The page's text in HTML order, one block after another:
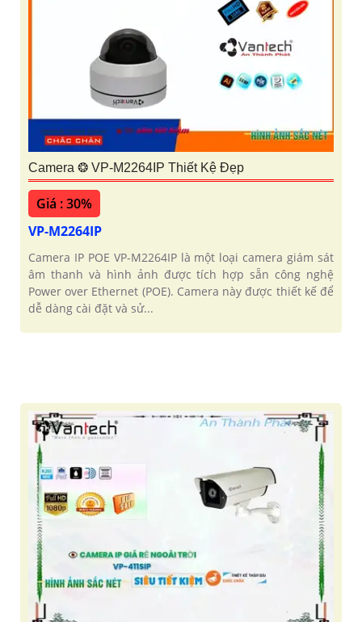
Camera ❂ VP-M2264IP Thiết Kệ Đẹp
Giá : 30%
VP-M2264IP
Camera IP POE VP-M2264IP là một loại camera giám sát
âm thanh và hình ảnh được tích hợp sẵn công nghệ
Power over Ethernet (POE). Camera này được thiết kế để
dễ dàng cài đặt và sử...